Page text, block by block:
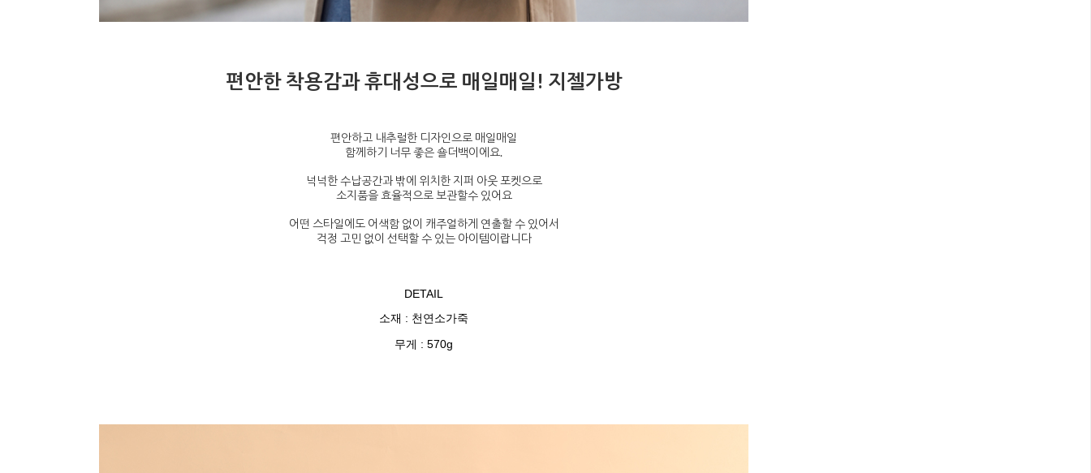
편안한 착용감과 휴대성으로 매일매일! 지젤가방
편안하고 내추럴한 디자인으로 매일매일
함께하기 너무 좋은 숄더백이에요.
넉넉한 수납공간과 밖에 위치한 지퍼 아웃 포켓으로
소지품을 효율적으로 보관할수 있어요
어떤 스타일에도 어색함 없이 캐주얼하게 연출할 수 있어서
걱정 고민 없이 선택할 수 있는 아이템이랍니다
DETAIL
소재 : 천연소가죽
무게 : 570g